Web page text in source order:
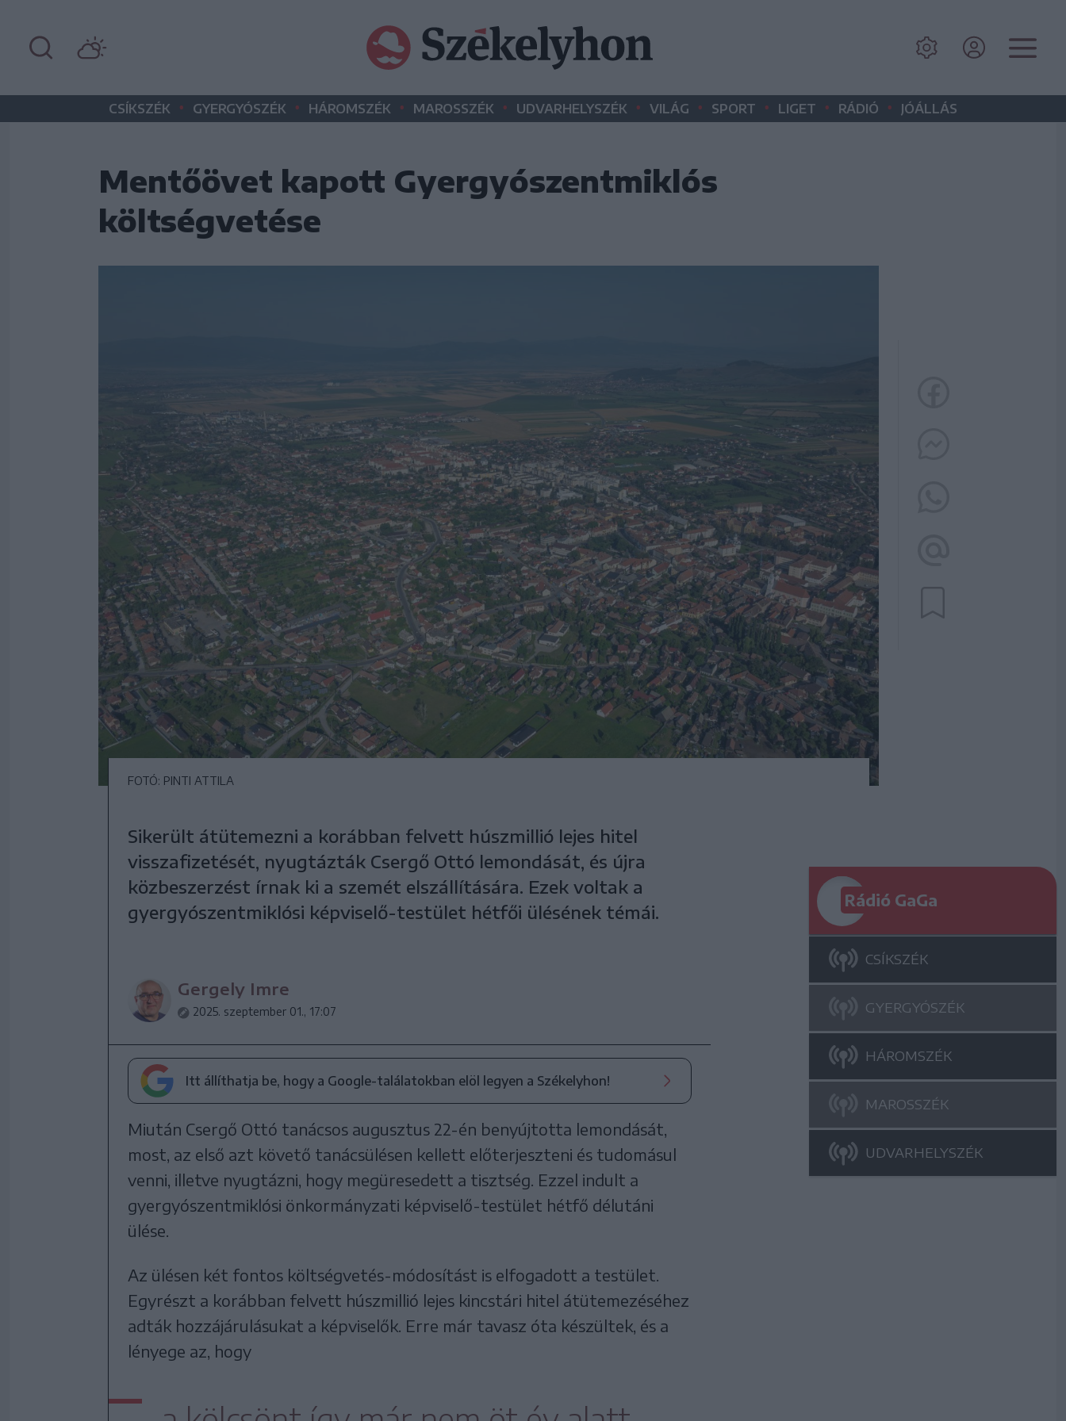
CSÍKSZÉK • GYERGYÓSZÉK • HÁROMSZÉK • MAROSSZÉK • UDVARHELYSZÉK • VILÁG • SPORT • LIGET • RÁDIÓ • JÓÁLLÁS
Mentőövet kapott Gyergyószentmiklós
költségvetése
FOTÓ: PINTI ATTILA
Sikerült átütemezni a korábban felvett húszmillió lejes hitel
visszafizetését, nyugtázták Csergő Ottó lemondását, és újra
közbeszerzést írnak ki a szemét elszállítására. Ezek voltak a
gyergyószentmiklósi képviselő-testület hétfői ülésének témái.
Gergely Imre
2025. szeptember 01., 17:07
Itt állíthatja be, hogy a Google-találatokban elöl legyen a Székelyhon!
Miután Csergő Ottó tanácsos augusztus 22-én benyújtotta lemondását,
most, az első azt követő tanácsülésen kellett előterjeszteni és tudomásul
venni, illetve nyugtázni, hogy megüresedett a tisztség. Ezzel indult a
gyergyószentmiklósi önkormányzati képviselő-testület hétfő délutáni
ülése.
Az ülésen két fontos költségvetés-módosítást is elfogadott a testület.
Egyrészt a korábban felvett húszmillió lejes kincstári hitel átütemezéséhez
adták hozzájárulásukat a képviselők. Erre már tavasz óta készültek, és a
lényege az, hogy
Rádió GaGa
CSÍKSZÉK
GYERGYÓSZÉK
HÁROMSZÉK
MAROSSZÉK
UDVARHELYSZÉK